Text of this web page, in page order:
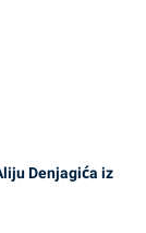
Denjagića iz